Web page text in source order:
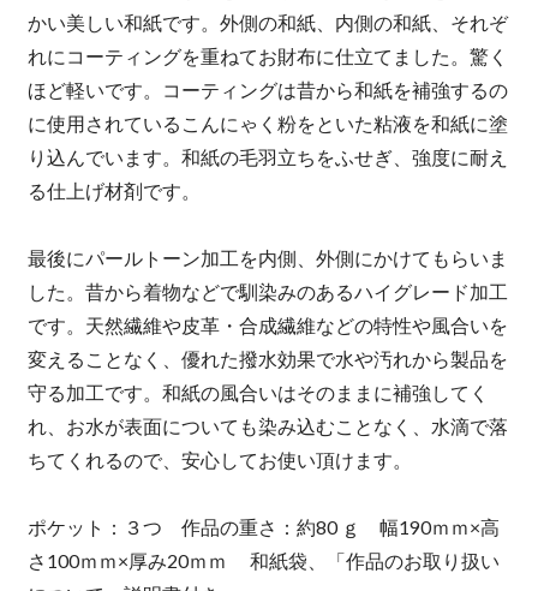
かい美しい和紙です。外側の和紙、内側の和紙、それぞ
れにコーティングを重ねてお財布に仕立てました。驚く
ほど軽いです。コーティングは昔から和紙を補強するの
に使用されているこんにゃく粉をといた粘液を和紙に塗
り込んでいます。和紙の毛羽立ちをふせぎ、強度に耐え
る仕上げ材剤です。
最後にパールトーン加工を内側、外側にかけてもらいま
した。昔から着物などで馴染みのあるハイグレード加工
です。天然繊維や皮革・合成繊維などの特性や風合いを
変えることなく、優れた撥水効果で水や汚れから製品を
守る加工です。和紙の風合いはそのままに補強してく
れ、お水が表面についても染み込むことなく、水滴で落
ちてくれるので、安心してお使い頂けます。
ポケット：３つ 作品の重さ：約80 ｇ 幅190ｍｍ×高
さ100ｍｍ×厚み20ｍｍ 和紙袋、「作品のお取り扱い